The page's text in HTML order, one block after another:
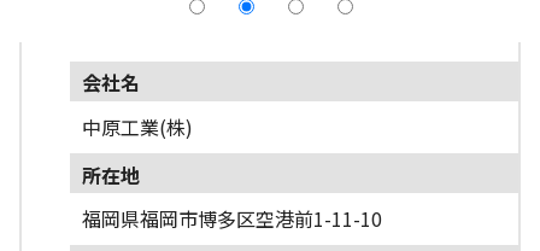
会社名
中原工業(株)
所在地
福岡県福岡市博多区空港前1-11-10